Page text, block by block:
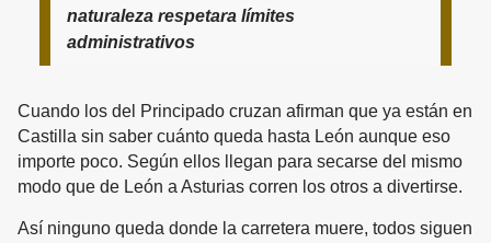
naturaleza respetara límites
administrativos
Cuando los del Principado cruzan afirman que ya están en
Castilla sin saber cuánto queda hasta León aunque eso
importe poco. Según ellos llegan para secarse del mismo
modo que de León a Asturias corren los otros a divertirse.
Así ninguno queda donde la carretera muere, todos siguen